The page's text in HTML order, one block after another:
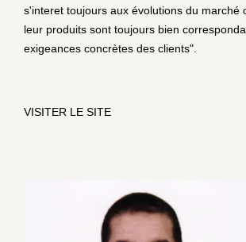
s'interet toujours aux évolutions du marché
leur produits sont toujours bien
exigeances concrètes des clients".
VISITER LE SITE